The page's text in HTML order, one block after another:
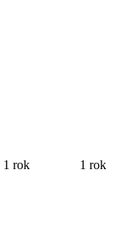
1 rok 1 rok